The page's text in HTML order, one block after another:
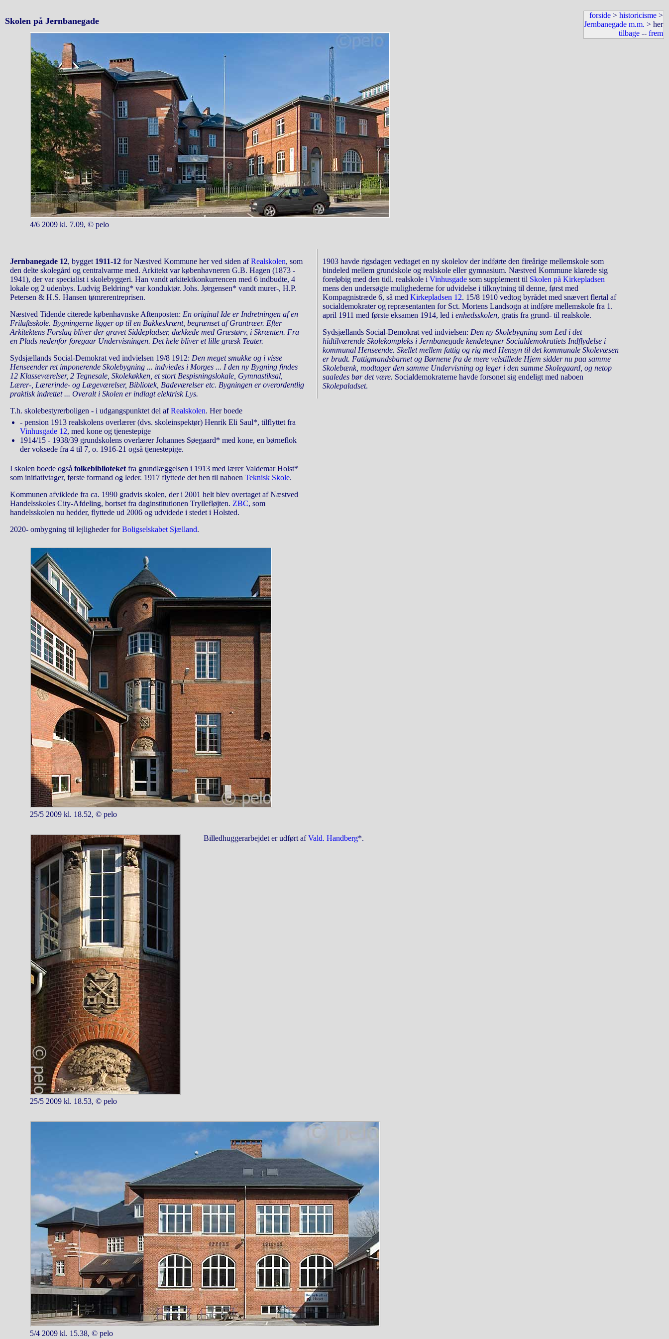
Skolen på Jernbanegade
forside > historicisme >
Jernbanegade m.m. > her
tilbage -- frem
4/6 2009 kl. 7.09, © pelo
Jernbanegade 12, bygget 1911-12 for Næstved Kommune her ved siden afRealskolen, som
den delte skolegård og centralvarme med. Arkitekt var københavneren G.B. Hagen (1873 -
1941), der var specialist i skolebyggeri. Han vandt arkitektkonkurrencen med 6 indbudte, 4
lokale og 2 udenbys. Ludvig Beldring* var konduktør. Johs. Jørgensen* vandt murer-, H.P.
Petersen & H.S. Hansen tømrerentreprisen.
Næstved Tidende citerede københavnske Aftenposten: En original Ide er Indretningen af en
Friluftsskole. Bygningerne ligger op til en Bakkeskrænt, begrænset af Grantræer. Efter
Arkitektens Forslag bliver der gravet Siddepladser, dækkede med Græstørv, i Skrænten. Fra
en Plads nedenfor foregaar Undervisningen. Det hele bliver et lille græsk Teater.
Sydsjællands Social-Demokrat ved indvielsen 19/8 1912: Den meget smukke og i visse
Henseender ret imponerende Skolebygning ... indviedes i Morges ... I den ny Bygning findes
12 Klasseværelser, 2 Tegnesale, Skolekøkken, et stort Bespisningslokale, Gymnastiksal,
Lærer-, Lærerinde- og Lægeværelser, Bibliotek, Badeværelser etc. Bygningen er overordentlig
praktisk indrettet ... Overalt i Skolen er indlagt elektrisk Lys.
T.h. skolebestyrerboligen - i udgangspunktet del afRealskolen. Her boede
- pension 1913 realskolens overlærer (dvs. skoleinspektør) Henrik Eli Saul*, tilflyttet fra
Vinhusgade 12, med kone og tjenestepige
1914/15 - 1938/39 grundskolens overlærer Johannes Søegaard* med kone, en børneflok
der voksede fra 4 til 7, o. 1916-21 også tjenestepige.
I skolen boede også folkebiblioteket fra grundlæggelsen i 1913 med lærer Valdemar Holst*
som initiativtager, første formand og leder. 1917 flyttede det hen til naboen Teknisk Skole.
Kommunen afviklede fra ca. 1990 gradvis skolen, der i 2001 helt blev overtaget af Næstved
Handelsskoles City-Afdeling, bortset fra daginstitutionen Tryllefløjten. ZBC, som
handelsskolen nu hedder, flyttede ud 2006 og udvidede i stedet i Holsted.
2020- ombygning til lejligheder forBoligselskabet Sjælland.
1903 havde rigsdagen vedtaget en ny skolelov der indførte den fireårige mellemskole som
bindeled mellem grundskole og realskole eller gymnasium. Næstved Kommune klarede sig
foreløbig med den tidl. realskole i Vinhusgadesom supplement til Skolen på Kirkepladsen
mens den undersøgte mulighederne for udvidelse i tilknytning til denne, først med
Kompagnistræde 6, så med Kirkepladsen 12. 15/8 1910 vedtog byrådet med snævert flertal af
socialdemokrater og repræsentanten for Sct. Mortens Landsogn at indføre mellemskole fra 1.
april 1911 med første eksamen 1914, led i enhedsskolen, gratis fra grund- til realskole.
Sydsjællands Social-Demokrat ved indvielsen: Den ny Skolebygning som Led i det
hidtilværende Skolekompleks i Jernbanegade kendetegner Socialdemokratiets Indflydelse i
kommunal Henseende. Skellet mellem fattig og rig med Hensyn til det kommunale Skolevæsen
er brudt. Fattigmandsbarnet og Børnene fra de mere velstillede Hjem sidder nu paa samme
Skolebænk, modtager den samme Undervisning og leger i den samme Skolegaard, og netop
saaledes bør det være. Socialdemokraterne havde forsonet sig endeligt med naboen
Skolepaladset.
25/5 2009 kl. 18.52, © pelo
25/5 2009 kl. 18.53, © pelo
Billedhuggerarbejdet er udført afVald. Handberg*.
5/4 2009 kl. 15.38, © pelo